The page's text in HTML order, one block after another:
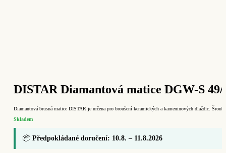
DISTAR Diamantová matice DGW-S
Diamantová brusná matice DISTAR je určena pro broušení keramických a kameninových dlaždic.
Skladem
📦 Předpokládané doručení: 10.8. – 11.8.2026